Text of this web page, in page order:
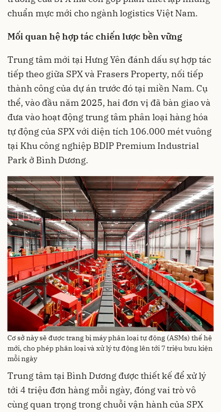
chuẩn mực mới cho ngành logistics Việt Nam.
Mối quan hệ hợp tác chiến lược bền vững
Trung tâm mới tại Hưng Yên đánh dấu sự hợp tác
tiếp theo giữa SPX và Frasers Property, nối tiếp
thành công của dự án trước đó tại miền Nam. Cụ
thể, vào đầu năm 2025, hai đơn vị đã bàn giao và
đưa vào hoạt động trung tâm phân loại hàng hóa
tự động của SPX với diện tích 106.000 mét vuông
tại Khu công nghiệp BDIP Premium Industrial
Park ở Bình Dương.
Cơ sở này sẽ được trang bị máy phân loại tự động (ASMs) thế hệ
mới, cho phép phân loại và xử lý tự động lên tới 7 triệu bưu kiện
mỗi ngày
Trung tâm tại Bình Dương được thiết kế để xử lý
tới 4 triệu đơn hàng mỗi ngày, đóng vai trò vô
cùng quan trọng trong chuỗi vận hành của SPX